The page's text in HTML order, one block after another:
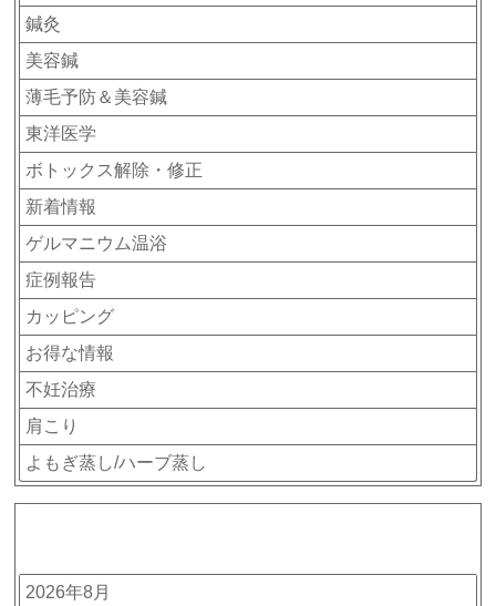
鍼灸
美容鍼
薄毛予防＆美容鍼
東洋医学
ボトックス解除・修正
新着情報
ゲルマニウム温浴
症例報告
カッピング
お得な情報
不妊治療
肩こり
よもぎ蒸し/ハーブ蒸し
2026年8月